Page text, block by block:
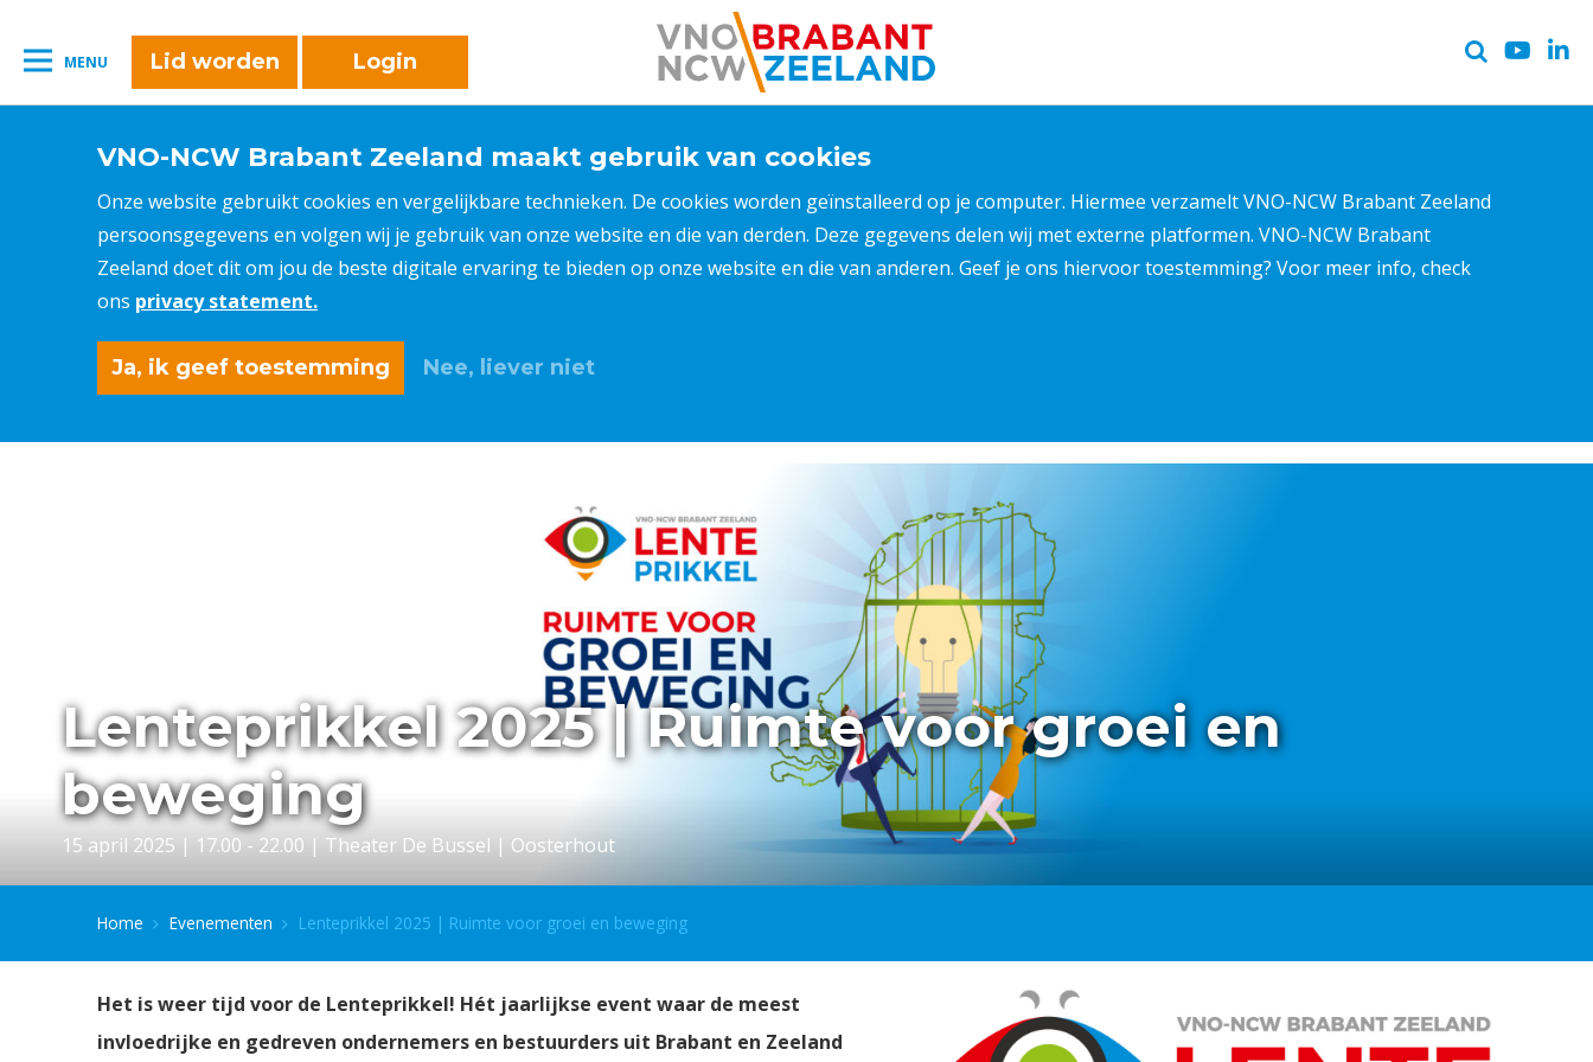
MENU Lid worden Login
VNO-NCW Brabant Zeeland maakt gebruik van cookies
Onze website gebruikt cookies en vergelijkbare technieken. De cookies worden geïnstalleerd op je computer. Hiermee verzamelt VNO-NCW Brabant Zeeland
persoonsgegevens en volgen wij je gebruik van onze website en die van derden. Deze gegevens delen wij met externe platformen. VNO-NCW Brabant
Zeeland doet dit om jou de beste digitale ervaring te bieden op onze website en die van anderen. Geef je ons hiervoor toestemming? Voor meer info, check
ons privacy statement.
Ja, ik geef toestemming Nee, liever niet
Lenteprikkel 2025 | Ruimte voor groei en
beweging
15 april 2025 | 17.00 - 22.00 | Theater De Bussel | Oosterhout
Home Evenementen Lenteprikkel 2025 | Ruimte voor groei en beweging
Het is weer tijd voor de Lenteprikkel! Hét jaarlijkse event waar de meest
invloedrijke en gedreven ondernemers en bestuurders uit Brabant en Zeeland